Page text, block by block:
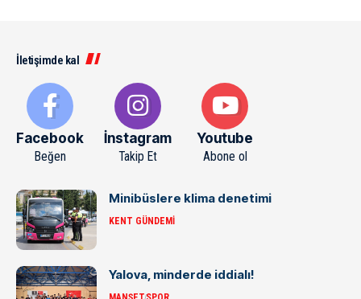
İletişimde kal
Facebook
Beğen
İnstagram
Takip Et
Youtube
Abone ol
Minibüslere klima denetimi
KENT GÜNDEMI
Yalova, minderde iddialı!